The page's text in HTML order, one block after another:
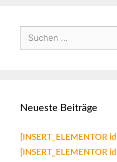
Neueste Beiträge
[INSERT_ELEMENTOR
[INSERT_ELEMENTOR